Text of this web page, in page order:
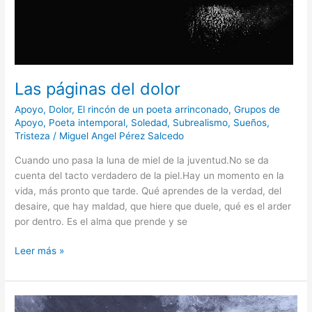
Las páginas del dolor
Apoyo, Dolor, El rincón de un poeta arrinconado,Grupos de
Apoyo, Poeta intemporal, Soledad, Subrealismo, Sueños,
Tristeza / Miguel Angel Pérez Salcedo
Cuando uno pasa la luna de miel de la juventud.No se da
cuenta del tacto verdadero de la piel.Hay un momento en la
vida, más pronto que tarde. Qué aprendes de la verdad, del
desaire, que hay maldad, que hiere que duele, qué es el arder
por dentro. Es el alma que prende y se
Leer más »
Filosofía